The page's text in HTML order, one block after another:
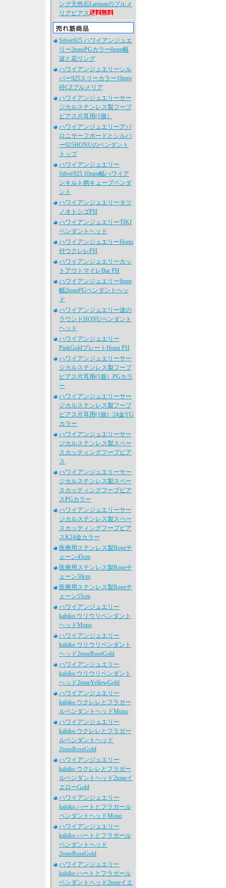
ング天然石Larimarのプルメ
リアピアス
Silver925 ハワイアンジュエ
リー2tonePGカラー6mm幅
波と花リング
ハワイアンジュエリーシル
バー925スリーカラー10mm
径CZプルメリア
ハワイアンジュエリーサー
ジカルステンレス製フープ
ピアス片耳用(1個）
ハワイアンジュエリーアバ
ロニサーフボードとシルバ
ー925HONUのペンダント
トップ
ハワイアンジュエリー
Silver925 10mm幅ハワイア
ンキルト柄キューブペンダ
ント
ハワイアンジュエリータツ
ノオトシゴPH
ハワイアンジュエリーTIKI
ペンダントヘッド
ハワイアンジュエリーHonu
付ウクレレPH
ハワイアンジュエリーカッ
トアウトマイレBar PH
ハワイアンジュエリー8mm
幅2tonePGペンダントヘッ
ド
ハワイアンジュエリー波の
ラウンドHONUペンダント
ヘッド
ハワイアンジュエリー
PinkGoldプレートHonu PH
ハワイアンジュエリーサー
ジカルステンレス製フープ
ピアス片耳用(1個）PGカラ
ー
ハワイアンジュエリーサー
ジカルステンレス製フープ
ピアス片耳用(1個）24金YG
カラー
ハワイアンジュエリーサー
ジカルステンレス製スペー
スカッティングフープピア
ス
ハワイアンジュエリーサー
ジカルステンレス製スペー
スカッティングフープピア
スPGカラー
ハワイアンジュエリーサー
ジカルステンレス製スペー
スカッティングフープピア
スK24金カラー
医療用ステンレス製Ropeチ
ェーン45cm
医療用ステンレス製Ropeチ
ェーン50cm
医療用ステンレス製Ropeチ
ェーン55cm
ハワイアンジュエリー
kahiko ウリウリペンダント
ヘッドMono
ハワイアンジュエリー
kahiko ウリウリペンダント
ヘッド2toneRoseGold
ハワイアンジュエリー
kahiko ウリウリペンダント
ヘッド2toneYellowGold
ハワイアンジュエリー
kahiko ウクレレとフラガー
ルペンダントヘッドMono
ハワイアンジュエリー
kahiko ウクレレとフラガー
ルペンダントヘッド
2toneRoseGold
ハワイアンジュエリー
kahiko ウクレレとフラガー
ルペンダントヘッド2toneイ
エローGold
ハワイアンジュエリー
kahiko ハートとフラガール
ペンダントヘッドMono
ハワイアンジュエリー
kahiko ハートとフラガール
ペンダントヘッド
2toneRoseGold
ハワイアンジュエリー
kahiko ハートとフラガール
ペンダントヘッド2toneイエ